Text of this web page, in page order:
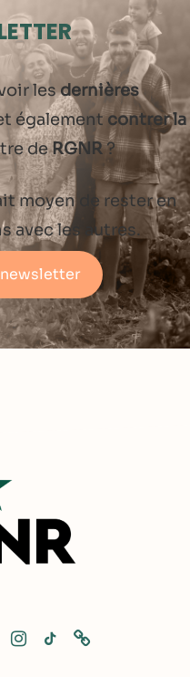
lesdernières
également contrer la
deRGNR?
moyen de rester en
avec les autres.